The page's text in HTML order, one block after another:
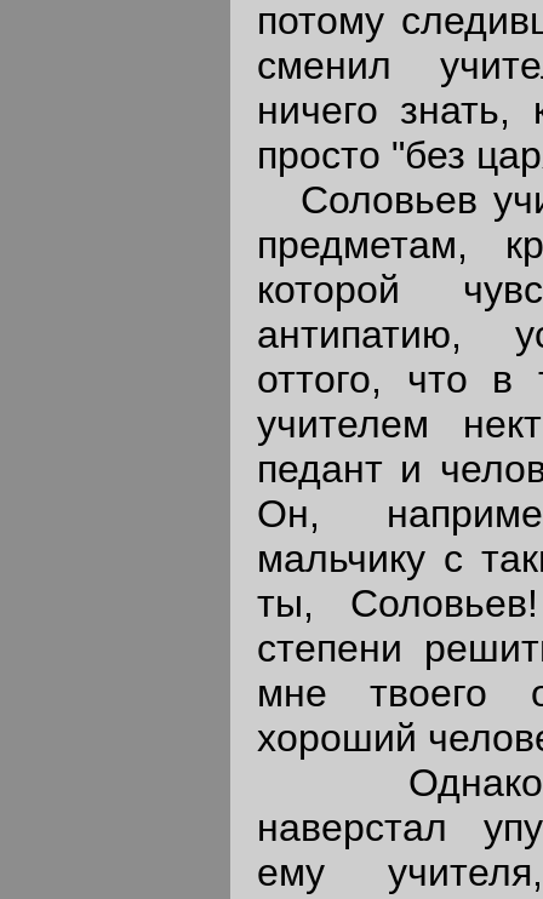
потому
сменил
ничего знать,
просто "без
Соловьев
предметам,
которой
антипатию,
оттого, что в
учителем
педант и
Он,
мальчику с
ты,
степени
мне твоего
хороший
Однако
наверстал
ему